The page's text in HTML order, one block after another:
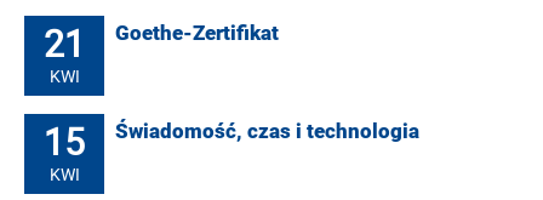
21
KWI
Goethe-Zertifikat
15
KWI
Świadomość, czas i technologia